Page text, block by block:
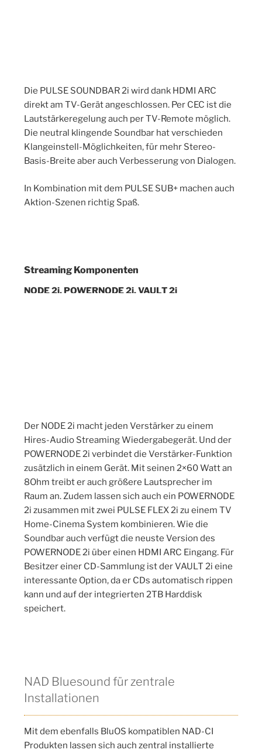
Die PULSE SOUNDBAR 2i wird dank HDMI ARC
direkt am TV-Gerät angeschlossen. Per CEC ist die
Lautstärkeregelung auch per TV-Remote möglich.
Die neutral klingende Soundbar hat verschieden
Klangeinstell-Möglichkeiten, für mehr Stereo-
Basis-Breite aber auch Verbesserung von Dialogen.
In Kombination mit dem PULSE SUB+ machen auch
Aktion-Szenen richtig Spaß.
Streaming Komponenten
NODE 2i, POWERNODE 2i, VAULT 2i
Der NODE 2i macht jeden Verstärker zu einem
Hires-Audio Streaming Wiedergabegerät. Und der
POWERNODE 2i verbindet die Verstärker-Funktion
zusätzlich in einem Gerät. Mit seinen 2×60 Watt an
8Ohm treibt er auch größere Lautsprecher im
Raum an. Zudem lassen sich auch ein POWERNODE
2i zusammen mit zwei PULSE FLEX 2i zu einem TV
Home-Cinema System kombinieren. Wie die
Soundbar auch verfügt die neuste Version des
POWERNODE 2i über einen HDMI ARC Eingang. Für
Besitzer einer CD-Sammlung ist der VAULT 2i eine
interessante Option, da er CDs automatisch rippen
kann und auf der integrierten 2TB Harddisk
speichert.
NAD Bluesound für zentrale
Installationen
Mit dem ebenfalls BluOS kompatiblen NAD-CI
Produkten lassen sich auch zentral installierte